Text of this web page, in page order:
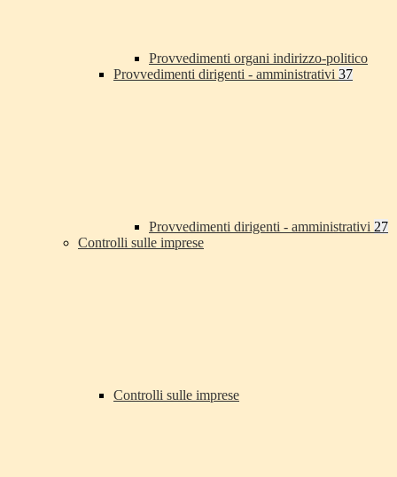
Provvedimenti organi indirizzo-politico
Provvedimenti dirigenti - amministrativi 37
Provvedimenti dirigenti - amministrativi 27
Controlli sulle imprese
Controlli sulle imprese